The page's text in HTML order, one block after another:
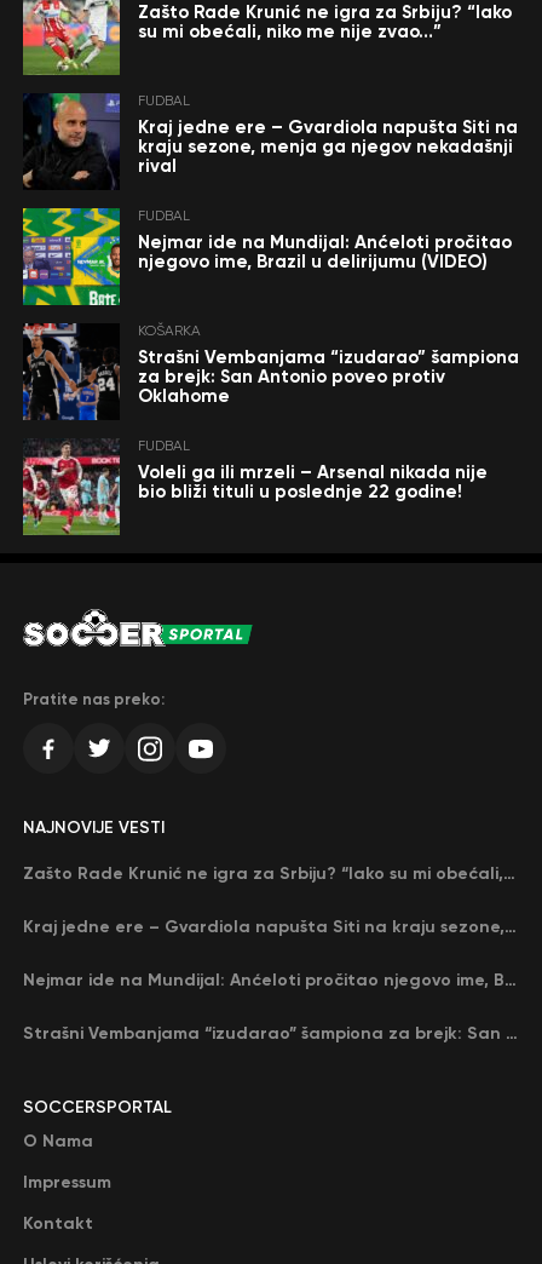
Zašto Rade Krunić ne igra za Srbiju? “Iako
su mi obećali, niko me nije zvao…”
FUDBAL
Kraj jedne ere – Gvardiola napušta Siti na
kraju sezone, menja ga njegov nekadašnji
rival
FUDBAL
Nejmar ide na Mundijal: Anćeloti pročitao
njegovo ime, Brazil u delirijumu (VIDEO)
KOŠARKA
Strašni Vembanjama “izudarao” šampiona
za brejk: San Antonio poveo protiv
Oklahome
FUDBAL
Voleli ga ili mrzeli – Arsenal nikada nije
bio bliži tituli u poslednje 22 godine!
Pratite nas preko:
SOCCERSPORTAL
O Nama
Impressum
Kontakt
NAJNOVIJE VESTI
Zašto Rade Krunić ne igra za Srbiju? “Iako su mi obećali, niko me nije zvao…”
Kraj jedne ere – Gvardiola napušta Siti na kraju sezone, menja ga njegov nekadašnji rival
Nejmar ide na Mundijal: Anćeloti pročitao njegovo ime, Brazil u delirijumu (VIDEO)
Strašni Vembanjama “izudarao” šampiona za brejk: San Antonio poveo protiv Oklahome